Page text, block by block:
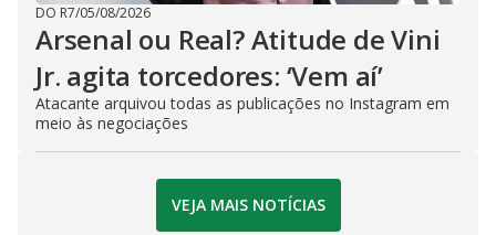
DO R7/05/08/2026
Arsenal ou Real? Atitude de Vini
Jr. agita torcedores: ‘Vem aí’
Atacante arquivou todas as publicações no Instagram em
meio às negociações
VEJA MAIS NOTÍCIAS